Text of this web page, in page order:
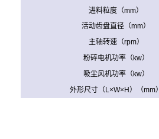
进料粒度（mm）
活动齿盘直径（mm）
主轴转速（rpm）
粉碎电机功率（kw）
吸尘风机功率（kw）
外形尺寸（L×W×H）（mm）